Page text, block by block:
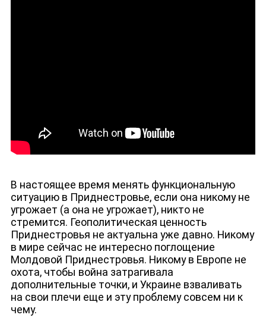
ЮТУБ-КАНАЛ
В настоящее время менять функциональную
ситуацию в Приднестровье, если она никому не
угрожает (а она не угрожает), никто не
стремится. Геополитическая ценность
Приднестровья не актуальна уже давно. Никому
в мире сейчас не интересно поглощение
Молдовой Приднестровья. Никому в Европе не
охота, чтобы война затрагивала
дополнительные точки, и Украине взваливать
на свои плечи еще и эту проблему совсем ни к
чему.